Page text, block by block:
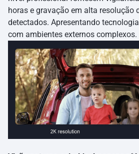
horas e gravação em alta resolução
detectados. Apresentando
com ambientes externos complexos.